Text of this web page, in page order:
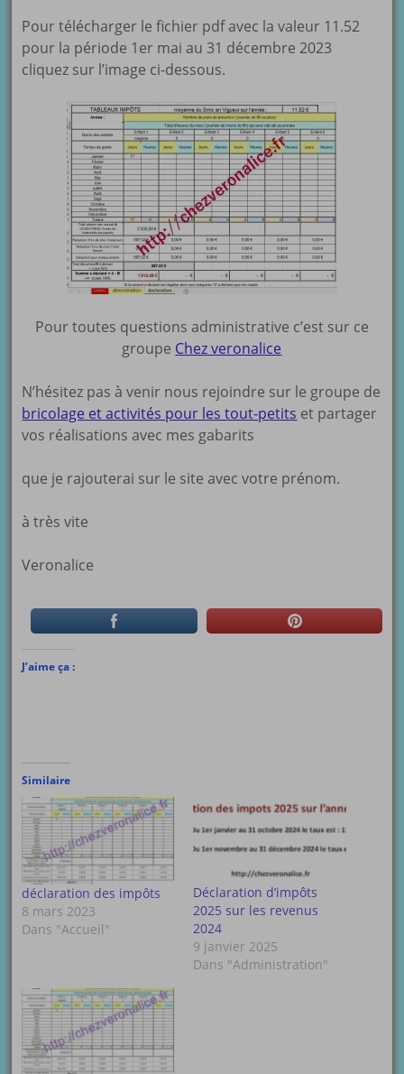
Pour télécharger le fichier pdf avec la valeur 11.52
pour la période 1er mai au 31 décembre 2023
cliquez sur l’image ci-dessous.
Pour toutes questions administrative c’est sur ce
groupe Chez veronalice
N’hésitez pas à venir nous rejoindre sur le groupe de
bricolage et activités pour les tout-petits et partager
vos réalisations avec mes gabarits
que je rajouterai sur le site avec votre prénom.
à très vite
Veronalice
J’aime ça :
Similaire
déclaration des impôts
8 mars 2023
Dans "Accueil"
Déclaration d’impôts
2025 sur les revenus
2024
9 janvier 2025
Dans "Administration"